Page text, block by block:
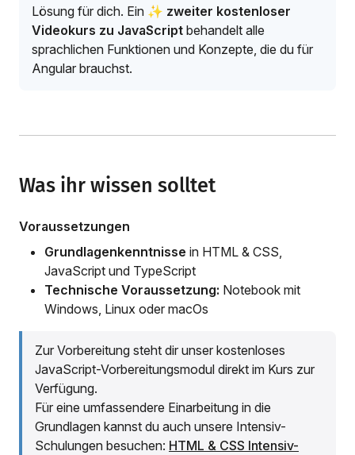
Lösung für dich. Ein ✨ zweiter kostenloser
Videokurs zu JavaScript behandelt alle
sprachlichen Funktionen und Konzepte, die du für
Angular brauchst.
Was ihr wissen solltet
Voraussetzungen
Grundlagenkenntnisse in HTML & CSS,
JavaScript und TypeScript
Technische Voraussetzung: Notebook mit
Windows, Linux oder macOs
Zur Vorbereitung steht dir unser kostenloses
JavaScript-Vorbereitungsmodul direkt im Kurs zur
Verfügung.
Für eine umfassendere Einarbeitung in die
Grundlagen kannst du auch unsere Intensiv-
Schulungen besuchen: HTML & CSS Intensiv-